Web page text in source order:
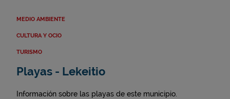
MEDIO AMBIENTE
CULTURA Y OCIO
TURISMO
Playas - Lekeitio
Información sobre las playas de este municipio.